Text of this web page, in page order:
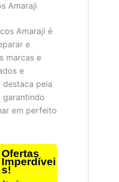
Amaraji
Amaraji é
e
marcas e
e
destaca pela
garantindo
em perfeito
Ofertas
Imperdívei
s!